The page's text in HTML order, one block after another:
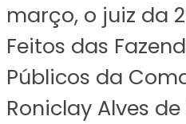
março, o juiz da
Feitos das
Públicos da
Roniclay Alves